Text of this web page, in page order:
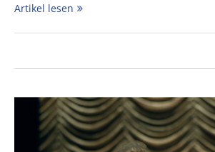
Artikel lesen